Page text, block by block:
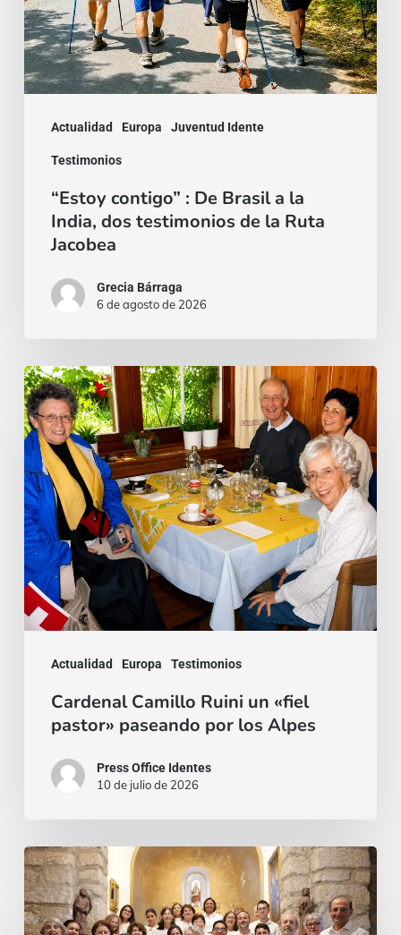
Actualidad Europa Juventud Idente
Testimonios
a
la
India,
Ruta
Jacobea
“Estoy contigo” : De Brasil a la
India, dos testimonios de la Ruta
Jacobea
Grecia Bárraga
6 de agosto de 2026
Actualidad Europa Testimonios
Cardenal
Camillo
Ruini
un
«fiel
pastor»
paseando
por
los
Cardenal Camillo Ruini un «fiel
pastor» paseando por los Alpes
Press Office Identes
10 de julio de 2026
La
voz
que